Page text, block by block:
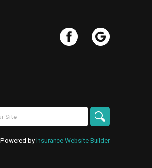
Powered by Insurance Website Builder